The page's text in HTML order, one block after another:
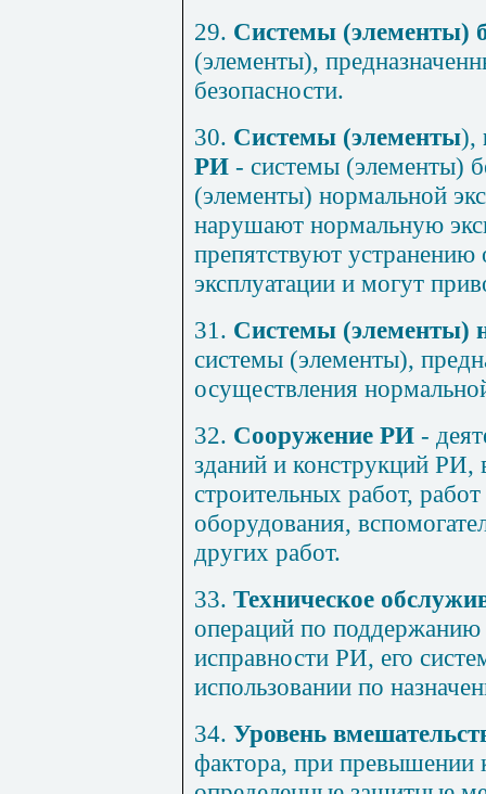
29. Системы (элементы)
(элементы),
безопасности.
30. Системы (элементы),
РИ - системы (элементы)
(элементы) нормальной
нарушают нормальную
препятствуют
эксплуатации и могут
31. Системы (элементы)
системы (элементы),
осуществления
32. Сооружение РИ -
зданий и конструкций
строительных работ,
оборудования,
других работ.
33. Техническое
операций по поддержанию
исправности РИ, его
использовании по
34. Уровень
фактора, при превышении